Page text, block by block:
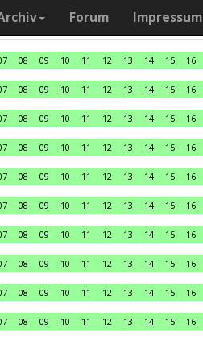
Forum Impressum
08 09 10 11 12 13 14 15 16
08 09 10 11 12 13 14 15 16
08 09 10 11 12 13 14 15 16
08 09 10 11 12 13 14 15 16
08 09 10 11 12 13 14 15 16
08 09 10 11 12 13 14 15 16
08 09 10 11 12 13 14 15 16
08 09 10 11 12 13 14 15 16
08 09 10 11 12 13 14 15 16
08 09 10 11 12 13 14 15 16